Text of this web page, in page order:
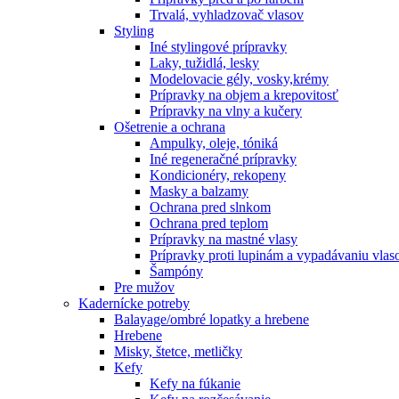
Trvalá, vyhladzovač vlasov
Styling
Iné stylingové prípravky
Laky, tužidlá, lesky
Modelovacie gély, vosky,krémy
Prípravky na objem a krepovitosť
Prípravky na vlny a kučery
Ošetrenie a ochrana
Ampulky, oleje, tóniká
Iné regeneračné prípravky
Kondicionéry, rekopeny
Masky a balzamy
Ochrana pred slnkom
Ochrana pred teplom
Prípravky na mastné vlasy
Prípravky proti lupinám a vypadávaniu
Šampóny
Pre mužov
Kadernícke potreby
Balayage/ombré lopatky a hrebene
Hrebene
Misky, štetce, metličky
Kefy
Kefy na fúkanie